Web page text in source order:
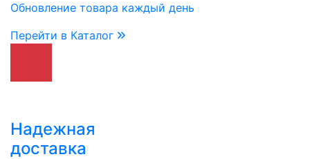
Обновление товара каждый день
Перейти в Каталог
Надежная
доставка